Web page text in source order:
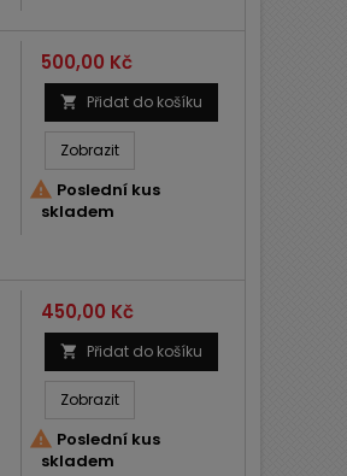
Cena
500,00 Kč
 Přidat do košíku
Zobrazit
 Poslední kus
skladem
Cena
450,00 Kč
 Přidat do košíku
Zobrazit
 Poslední kus
skladem